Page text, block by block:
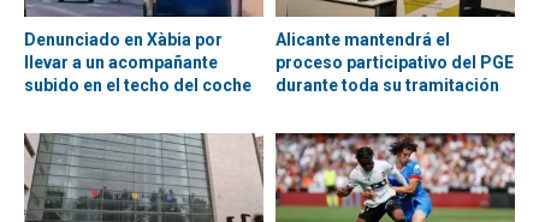
Denunciado en Xàbia por
llevar a un acompañante
subido en el techo del coche
Alicante mantendrá el
proceso participativo del PGE
durante toda su tramitación